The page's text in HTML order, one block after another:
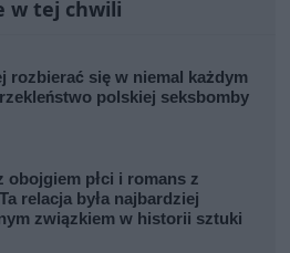
w tej chwili
rozbierać się w niemal każdym
polskiej seksbomby
obojgiem płci i romans z
relacja była najbardziej
związkiem w historii sztuki